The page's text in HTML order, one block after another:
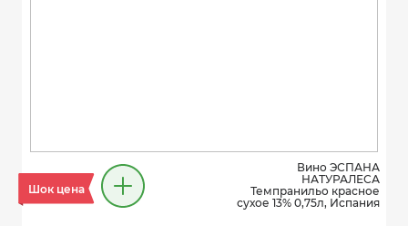
Шок цена
Вино ЭСПАНА
НАТУРАЛЕСА
Темпранильо красное
сухое 13% 0,75л, Испания